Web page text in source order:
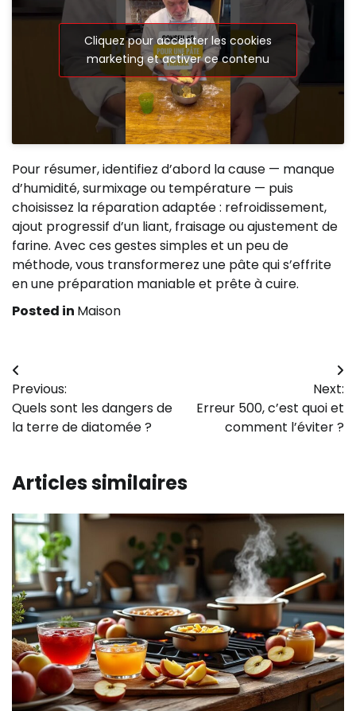
Cliquez pour accepter les cookies
marketing et activer ce contenu
Pour résumer, identifiez d’abord la cause — manque
d’humidité, surmixage ou température — puis
choisissez la réparation adaptée : refroidissement,
ajout progressif d’un liant, fraisage ou ajustement de
farine. Avec ces gestes simples et un peu de
méthode, vous transformerez une pâte qui s’effrite
en une préparation maniable et prête à cuire.
Posted in Maison
Navigation
de
l’article
Previous:
Quels sont les dangers de
la terre de diatomée ?
Next:
Erreur 500, c’est quoi et
comment l’éviter ?
Articles similaires